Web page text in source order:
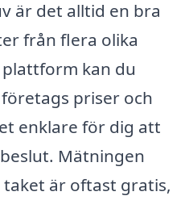
är det alltid en bra
från flera olika
kan du
priser och
enklare för dig att
Mätningen
är oftast gratis,